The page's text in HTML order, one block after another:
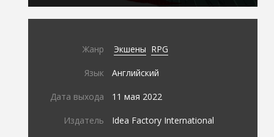
Жанр Экшены RPG
Язык Английский
Дата выхода 11 мая 2022
Издатель Idea Factory International